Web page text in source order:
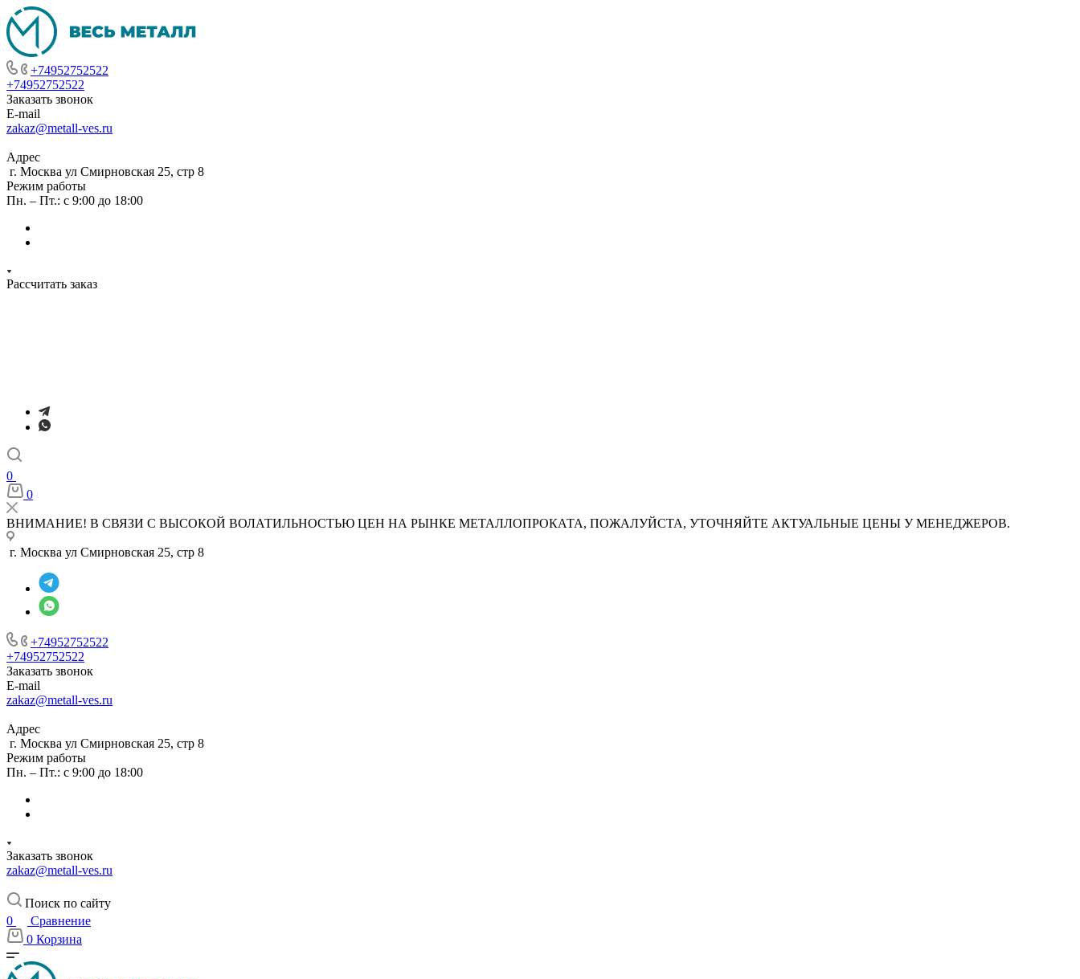
+74952752522
+74952752522
Заказать звонок
E-mail
zakaz@metall-ves.ru
Адрес
г. Москва ул Смирновская 25, стр 8
Режим работы
Пн. – Пт.: с 9:00 до 18:00
Рассчитать заказ
0
0
ВНИМАНИЕ! В СВЯЗИ С ВЫСОКОЙ ВОЛАТИЛЬНОСТЬЮ ЦЕН НА РЫНКЕ МЕТАЛЛОПРОКАТА, ПОЖАЛУЙСТА, УТОЧНЯЙТЕ АКТУАЛЬНЫЕ ЦЕНЫ У МЕНЕДЖЕРОВ.
г. Москва ул Смирновская 25, стр 8
+74952752522
+74952752522
Заказать звонок
E-mail
zakaz@metall-ves.ru
Адрес
г. Москва ул Смирновская 25, стр 8
Режим работы
Пн. – Пт.: с 9:00 до 18:00
Заказать звонок
zakaz@metall-ves.ru
Поиск по сайту
0
Сравнение
0 Корзина